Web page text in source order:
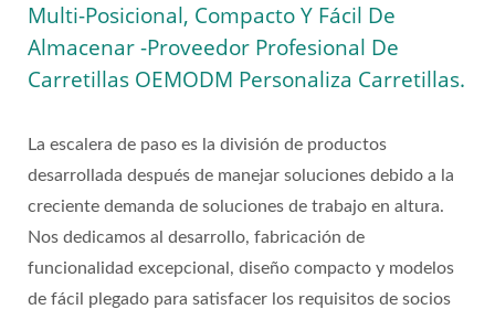
Multi-Posicional, Compacto Y Fácil De
Almacenar -Proveedor Profesional De
Carretillas OEMODM Personaliza Carretillas.
La escalera de paso es la división de productos
desarrollada después de manejar soluciones debido a la
creciente demanda de soluciones de trabajo en altura.
Nos dedicamos al desarrollo, fabricación de
funcionalidad excepcional, diseño compacto y modelos
de fácil plegado para satisfacer los requisitos de socios